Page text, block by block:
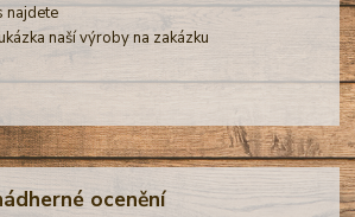
najdete
naší výroby na zakázku
ocenění